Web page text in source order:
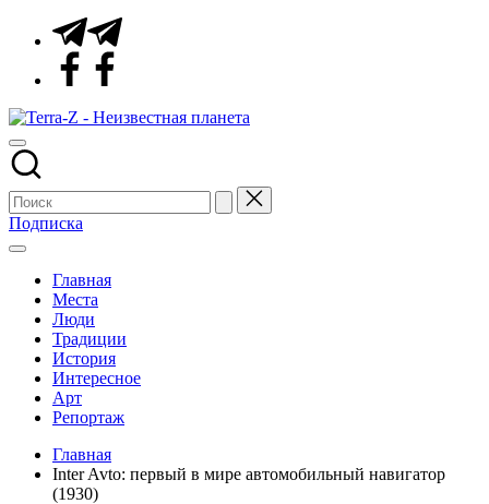
Перейти
содержимому
Telegram
Facebook
планета
Места,
традиции,
история,
события
Подписка
Главная
Места
Люди
Традиции
История
Интересное
Арт
Репортаж
Главная
Inter Avto: первый в мире автомобильный навигатор
(1930)